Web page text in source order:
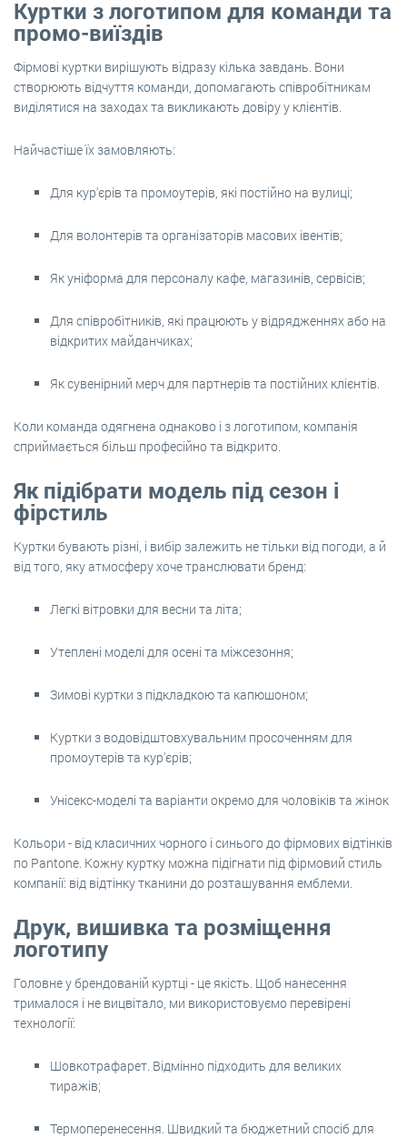
Куртки з логотипом для команди та
промо-виїздів
Фірмові куртки вирішують відразу кілька завдань. Вони
створюють відчуття команди, допомагають співробітникам
виділятися на заходах та викликають довіру у клієнтів.
Найчастіше їх замовляють:
Для кур'єрів та промоутерів, які постійно на вулиці;
Для волонтерів та організаторів масових івентів;
Як уніформа для персоналу кафе, магазинів, сервісів;
Для співробітників, які працюють у відрядженнях або на
відкритих майданчиках;
Як сувенірний мерч для партнерів та постійних клієнтів.
Коли команда одягнена однаково і з логотипом, компанія
сприймається більш професійно та відкрито.
Як підібрати модель під сезон і
фірстиль
Куртки бувають різні, і вибір залежить не тільки від погоди, а й
від того, яку атмосферу хоче транслювати бренд:
Легкі вітровки для весни та літа;
Утеплені моделі для осені та міжсезоння;
Зимові куртки з підкладкою та капюшоном;
Куртки з водовідштовхувальним просоченням для
промоутерів та кур'єрів;
Унісекс-моделі та варіанти окремо для чоловіків та жінок
Кольори - від класичних чорного і синього до фірмових відтінків
по Pantone. Кожну куртку можна підігнати під фірмовий стиль
компанії: від відтінку тканини до розташування емблеми.
Друк, вишивка та розміщення
логотипу
Головне у брендованій куртці - це якість. Щоб нанесення
трималося і не вицвітало, ми використовуємо перевірені
технології:
Шовкотрафарет. Відмінно підходить для великих
тиражів;
Термоперенесення. Швидкий та бюджетний спосіб для